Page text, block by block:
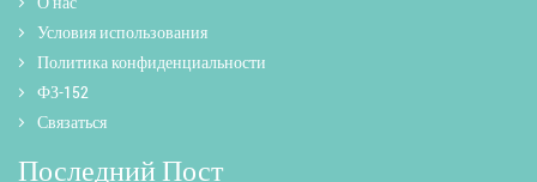
Условия использования
Политика конфиденциальности
ФЗ-152
Связаться
Последний Пост